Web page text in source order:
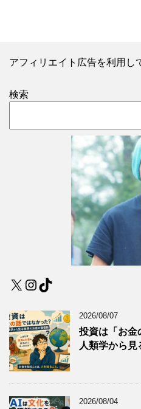
アフィリエイト広告を利用し
検索
X Instagram
TikTok
2026/08/07
投資は「お金
人類学から
2026/08/04